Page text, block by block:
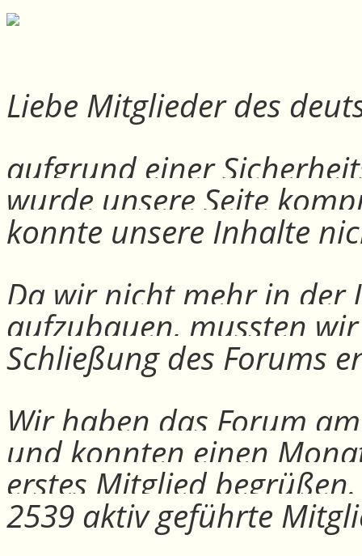
Liebe Mitglieder des
aufgrund einer
wurde unsere Seite
konnte unsere Inhalte
Da wir nicht mehr in der
aufzubauen, mussten
Schließung des Forums
Wir haben das Forum
und konnten einen
erstes Mitglied
2539 aktiv geführte